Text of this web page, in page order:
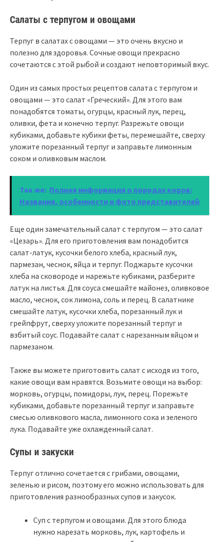
Салаты с терпугом и овощами
Терпуг в салатах с овощами — это очень вкусно и
полезно для здоровья. Сочные овощи прекрасно
сочетаются с этой рыбой и создают неповторимый вкус.
Один из самых простых рецептов салата с терпугом и
овощами — это салат «Греческий». Для этого вам
понадобятся томаты, огурцы, красный лук, перец,
оливки, фета и конечно терпуг. Разрежьте овощи
кубиками, добавьте кубики феты, перемешайте, сверху
уложите порезанный терпуг и заправьте лимонным
соком и оливковым маслом.
Так же: Полная информация о породах коров:
Названия, особенности и фото представителей
Еще один замечательный салат с терпугом — это салат
«Цезарь». Для его приготовления вам понадобится
салат-латук, кусочки белого хлеба, красный лук,
пармезан, чеснок, яйца и терпуг. Поджарьте кусочки
хлеба на сковороде и нарежьте кубиками, разберите
латук на листья. Для соуса смешайте майонез, оливковое
масло, чеснок, сок лимона, соль и перец. В салатнике
смешайте латук, кусочки хлеба, порезанный лук и
грейпфрут, сверху уложите порезанный терпуг и
взбитый соус. Подавайте салат с нарезанным яйцом и
пармезаном.
Также вы можете приготовить салат с исходя из того,
какие овощи вам нравятся. Возьмите овощи на выбор:
морковь, огурцы, помидоры, лук, перец. Порежьте
кубиками, добавьте порезанный терпуг и заправьте
смесью оливкового масла, лимонного сока и зеленого
лука. Подавайте уже охлажденный салат.
Супы и закуски
Терпуг отлично сочетается с грибами, овощами,
зеленью и рисом, поэтому его можно использовать для
приготовления разнообразных супов и закусок.
Суп с терпугом и овощами. Для этого блюда
нужно нарезать морковь, лук, картофель и